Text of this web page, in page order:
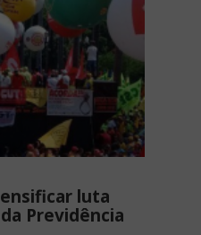
luta
Previdência